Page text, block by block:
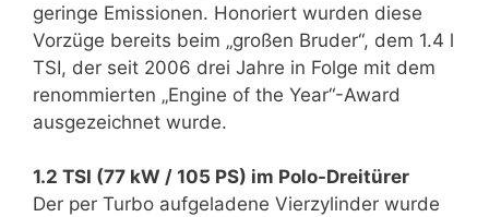
geringe Emissionen. Honoriert wurden diese
Vorzüge bereits beim „großen Bruder“, dem 1.4 l
TSI, der seit 2006 drei Jahre in Folge mit dem
renommierten „Engine of the Year“-Award
ausgezeichnet wurde.
1.2 TSI (77 kW / 105 PS) im Polo-Dreitürer
Der per Turbo aufgeladene Vierzylinder wurde